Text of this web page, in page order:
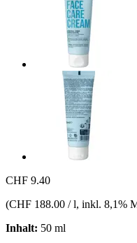
CHF 9.40
(CHF 188.00 / l, inkl. 8,1%
Inhalt: 50 ml